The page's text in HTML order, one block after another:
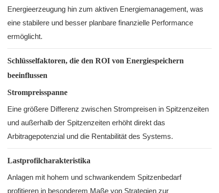
Energieerzeugung hin zum aktiven Energiemanagement, was
eine stabilere und besser planbare finanzielle Performance
ermöglicht.
Schlüsselfaktoren, die den ROI von Energiespeichern
beeinflussen
Strompreisspanne
Eine größere Differenz zwischen Strompreisen in Spitzenzeiten
und außerhalb der Spitzenzeiten erhöht direkt das
Arbitragepotenzial und die Rentabilität des Systems.
Lastprofilcharakteristika
Anlagen mit hohem und schwankendem Spitzenbedarf
profitieren in besonderem Maße von Strategien zur